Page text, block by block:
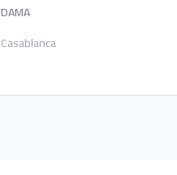
DAMA
Casablanca